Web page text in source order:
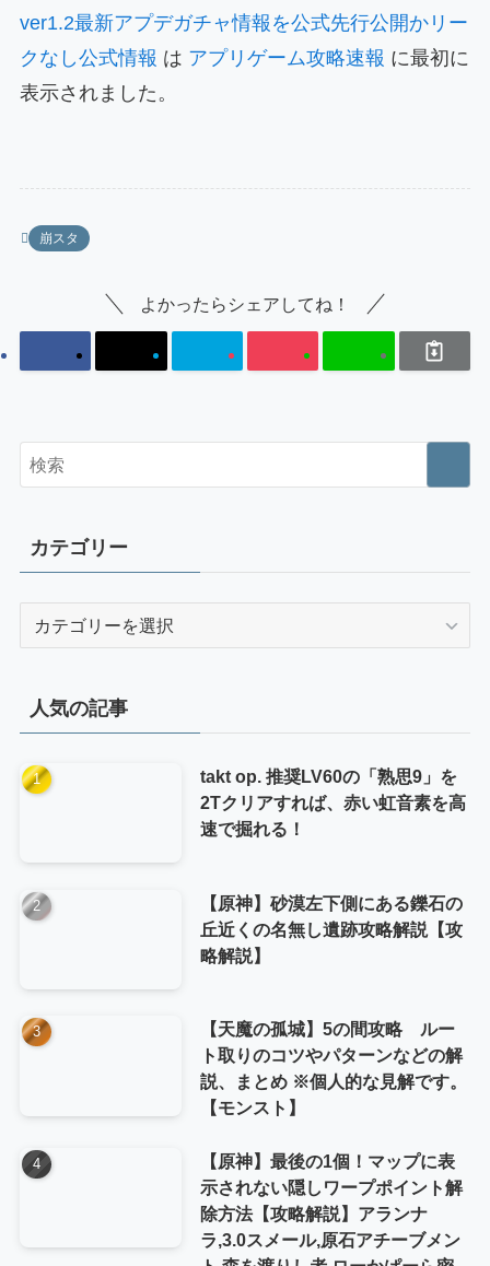
ver1.2最新アプデガチャ情報を公式先行公開かリー
クなし公式情報 は アプリゲーム攻略速報 に最初に
表示されました。
崩スタ
よかったらシェアしてね！
カテゴリー
ー
人気の記事
takt op. 推奨LV60の「熟思9」を
2Tクリアすれば、赤い虹音素を高
速で掘れる！
【原神】砂漠左下側にある鑠石の
丘近くの名無し遺跡攻略解説【攻
略解説】
【天魔の孤城】5の間攻略 ルー
ト取りのコツやパターンなどの解
説、まとめ ※個人的な見解です。
【モンスト】
【原神】最後の1個！マップに表
示されない隠しワープポイント解
除方法【攻略解説】アランナ
ラ,3.0スメール,原石アチーブメン